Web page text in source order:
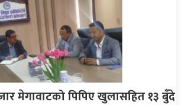
मेगावाटको पिपिए खुलासहित १३ बुँदे